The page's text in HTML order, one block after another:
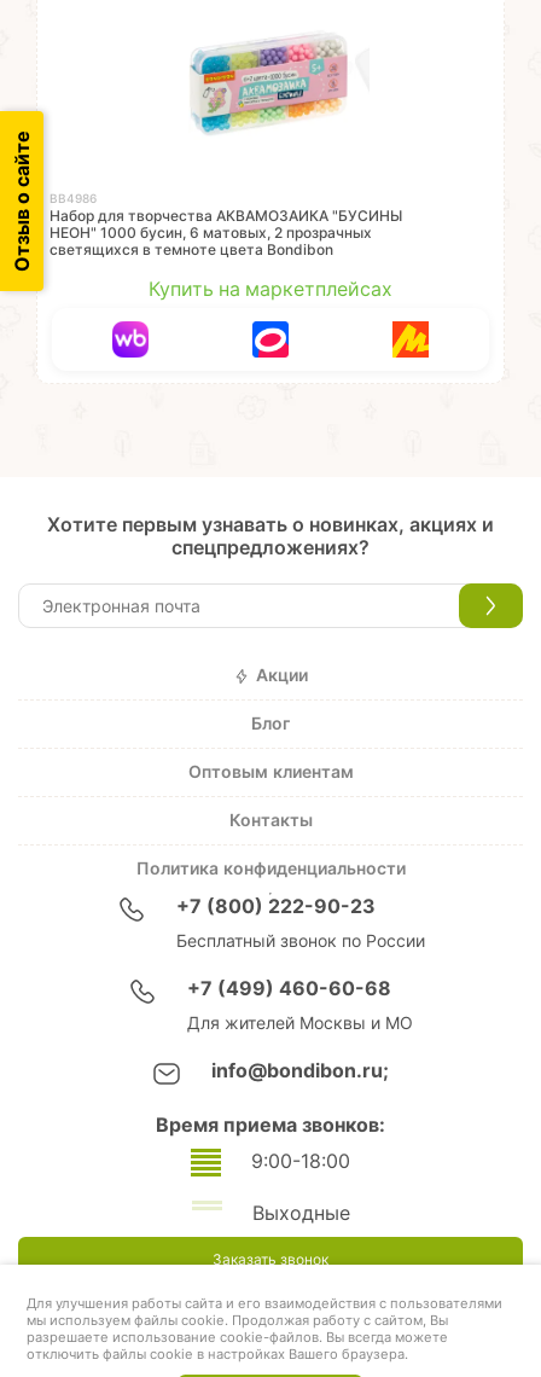
ВВ4986
Набор для творчества АКВАМОЗАИКА "БУСИНЫ
НЕОН" 1000 бусин, 6 матовых, 2 прозрачных
светящихся в темноте цвета Bondibon
Купить на маркетплейсах
Отзыв о сайте
Хотите первым узнавать о новинках, акциях и
спецпредложениях?
Акции
Блог
Оптовым клиентам
Контакты
Политика конфиденциальности
+7 (800) 222-90-23
Бесплатный звонок по России
+7 (499) 460-60-68
Для жителей Москвы и МО
info@bondibon.ru;
Время приема звонков:
9:00-18:00
Выходные
Заказать звонок
Для улучшения работы сайта и его взаимодействия с пользователями
мы используем файлы cookie. Продолжая работу с сайтом, Вы
разрешаете использование cookie-файлов. Вы всегда можете
отключить файлы cookie в настройках Вашего браузера.